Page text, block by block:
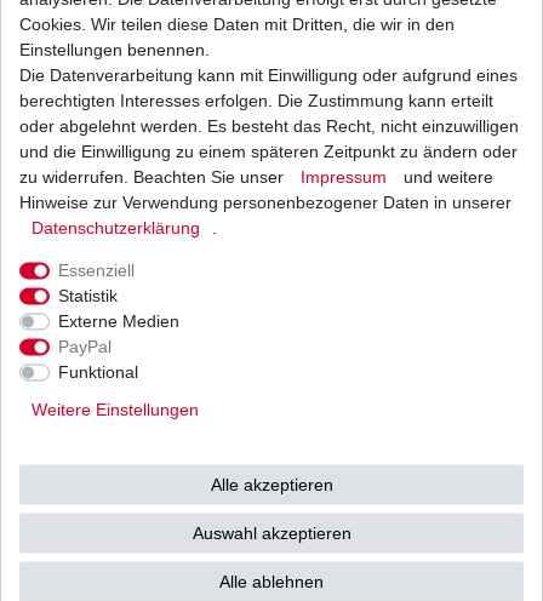
Beschreibung
Weitere Details
Typ: JE01
passend zu
Cookies. Wir teilen diese Daten mit Dritten, die wir in den
Einstellungen benennen.
Die Datenverarbeitung kann mit Einwilligung oder aufgrund eines
berechtigten Interesses erfolgen. Die Zustimmung kann erteilt
oder abgelehnt werden. Es besteht das Recht, nicht einzuwilligen
und die Einwilligung zu einem späteren Zeitpunkt zu ändern oder
zu widerrufen. Beachten Sie unser
Impressum
und weitere
Hinweise zur Verwendung personenbezogener Daten in unserer
Daten­schutz­erklärung
Essenziell
Statistik
Externe Medien
PayPal
Funktional
Weitere Einstellungen
Alle akzeptieren
Auswahl akzeptieren
Alle ablehnen